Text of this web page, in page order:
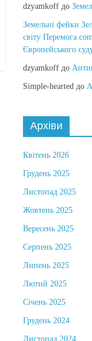
dzyamkoff до
Земельні фейки
світу
Європейського
dzyamkoff до
Simple-hearted до
Архіви
Квітень 2026
Грудень 2025
Листопад 2025
Жовтень 2025
Вересень 2025
Серпень 2025
Липень 2025
Лютий 2025
Січень 2025
Грудень 2024
Листопад 2024